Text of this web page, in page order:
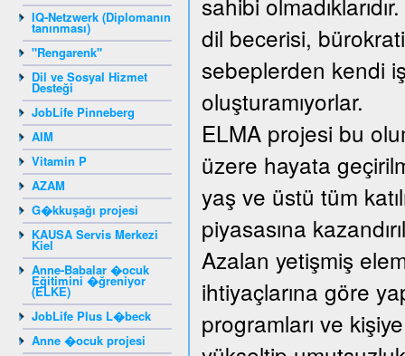
IQ-Netzwerk (Diplomanın
tanınması)
"Rengarenk"
Dil ve Sosyal Hizmet
Desteği
JobLife Pinneberg
AIM
Vitamin P
AZAM
G�kkuşağı projesi
KAUSA Servis Merkezi
Kiel
Anne-Babalar �ocuk
Eğitimini �ğreniyor
(ELKE)
JobLife Plus L�beck
Anne �ocuk projesi
dil becerisi,
sebeplerden kendi
oluşturamıyorlar.
ELMA projesi bu
üzere hayata
yaş ve üstü tüm
piyasasına
Azalan yetişmiş
ihtiyaçlarına göre
programları ve